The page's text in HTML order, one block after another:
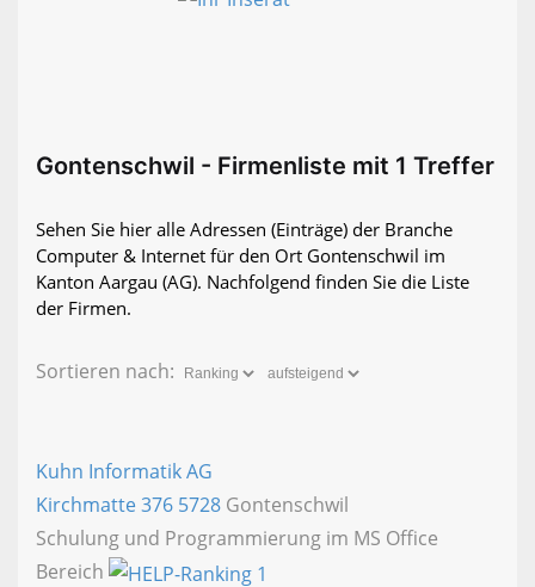
Gontenschwil - Firmenliste mit 1 Treffer
Sehen Sie hier alle Adressen (Einträge) der Branche
Computer & Internet für den Ort Gontenschwil im
Kanton Aargau (AG). Nachfolgend finden Sie die Liste
der Firmen.
Sortieren nach:
Kuhn Informatik AG
Kirchmatte 376 5728 Gontenschwil
Schulung und Programmierung im MS Office
Bereich